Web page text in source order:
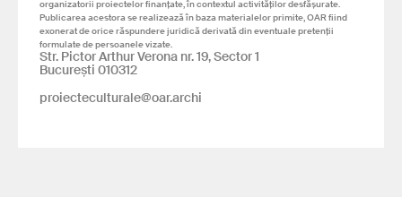
organizatorii proiectelor finanțate, în contextul activităților desfășurate.
Publicarea acestora se realizează în baza materialelor primite, OAR fiind
exonerat de orice răspundere juridică derivată din eventuale pretenții
formulate de persoanele vizate.
Str. Pictor Arthur Verona nr. 19, Sector 1
București 010312
proiecteculturale@oar.archi